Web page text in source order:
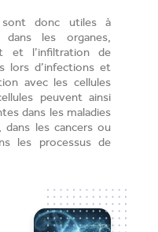
sont donc utiles à
dans les organes,
et l’infiltration de
lors d’infections et
avec les cellules
peuvent ainsi
dans les maladies
dans les cancers ou
les processus de